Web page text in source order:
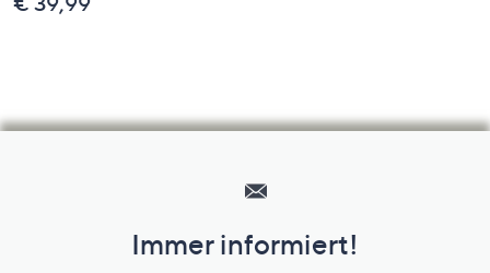
Unternehmensinformationen
Immer informiert!